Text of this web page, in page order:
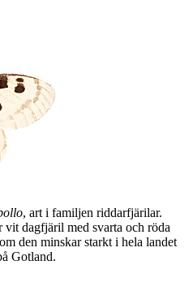
, art i familjen riddarfjärilar.
dagfjäril med svarta och röda
den minskar starkt i hela landet
Gotland.